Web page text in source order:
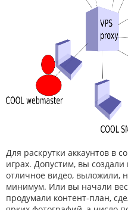
Для раскрутки аккаунтов в
играх. Допустим, вы
отличное видео, выложили,
минимум. Или вы начали
продумали контент-план,